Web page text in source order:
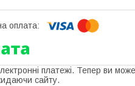
платежі. Тепер ви
сайту.